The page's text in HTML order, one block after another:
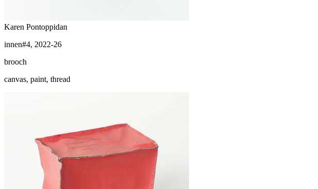
Karen Pontoppidan
innen#4, 2022-26
brooch
canvas, paint, thread